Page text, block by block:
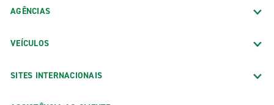
AGÊNCIAS
VEÍCULOS
SITES INTERNACIONAIS